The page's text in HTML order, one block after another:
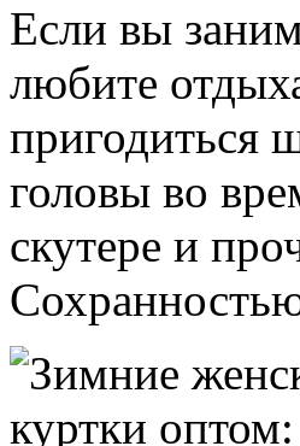
Если вы
любите
пригодиться
головы во
скутере и